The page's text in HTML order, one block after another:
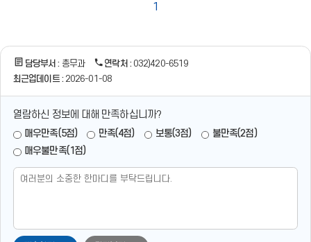
1
담당부서 : 총무과 연락처 : 032)420-6519
최근업데이트 : 2026-01-08
열람하신 정보에 대해 만족하십니까?
매우만족(5점) 만족(4점) 보통(3점)
불만족(2점)
매우불만족(1점)